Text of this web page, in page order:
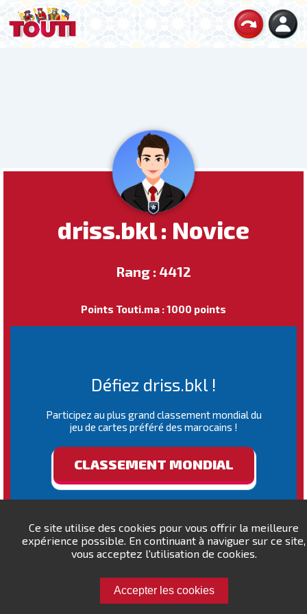
Ce site utilise des cookies pour vous offrir la meilleure
expérience possible. En continuant à naviguer sur ce site,
vous acceptez l'utilisation de cookies.
Accepter les cookies
driss.bkl : Novice
Rang : 4412
Points Touti.ma : 1000 points
Défiez driss.bkl !
Participez au plus grand classement mondial du
jeu de cartes préféré des marocains !
CLASSEMENT MONDIAL